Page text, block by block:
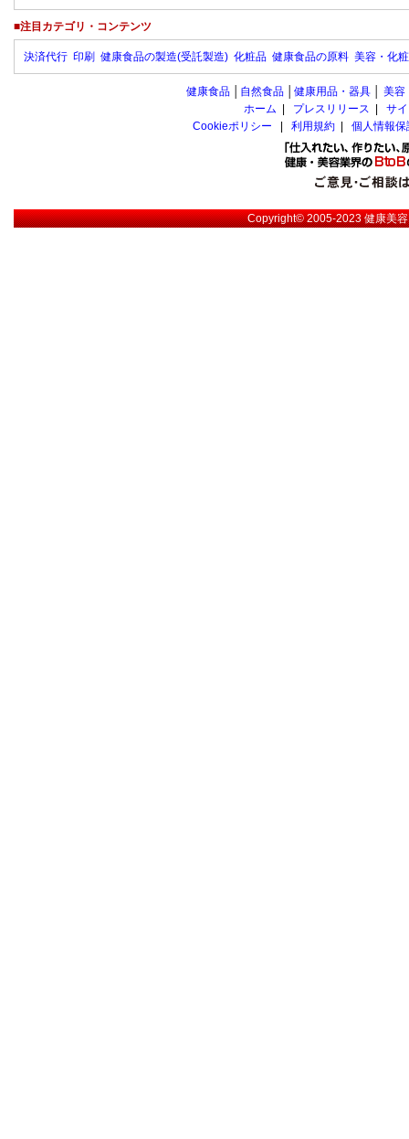
■注目カテゴリ・コンテンツ
決済代行 印刷 健康食品の製造(受託製造) 化粧品 健康食品の原料 美容・化
健康食品 自然食品 健康用品・器具 美容
ホーム
プレスリリース
サ
Cookieポリシー
利用規約 個人情報
Copyright© 2005-2023健康美